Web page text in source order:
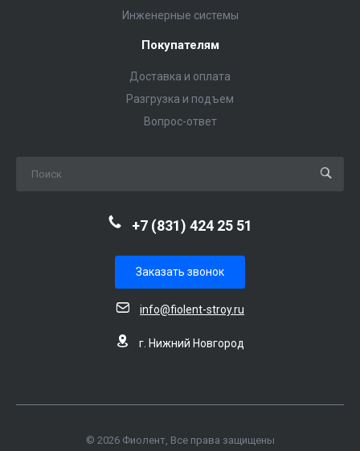
Инженерные системы
Покупателям
Доставка и оплата
Разгрузка и подъем
Вопрос-ответ
+7 (831) 424 25 51
Заказать звонок
info@fiolent-stroy.ru
г. Нижний Новгород
© 2026 Фиолент, Все права защищены